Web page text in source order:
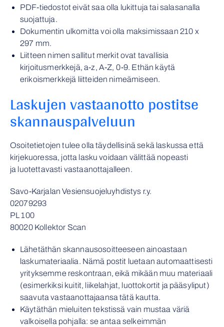
PDF-tiedostot eivät saa olla lukittuja tai salasanalla
suojattuja.
Dokumentin ulkomitta voi olla maksimissaan 210 x
297 mm.
Liitteen nimen sallitut merkit ovat tavallisia
kirjoitusmerkkejä, a-z, A-Z, 0-9. Ethän käytä
erikoismerkkejä liitteiden nimeämiseen.
Laskujen vastaanotto postitse
skannauspalveluun
Osoitetietojen tulee olla täydellisinä sekä laskussa että
kirjekuoressa, jotta lasku voidaan välittää nopeasti
ja luotettavasti vastaanottajalleen.
Savo-Karjalan Vesiensuojeluyhdistys r.y.
02079293
PL 100
80020 Kollektor Scan
Lähetäthän skannausosoitteeseen ainoastaan
laskumateriaalia. Nämä postit luetaan automaattisesti
yrityksemme reskontraan, eikä mikään muu materiaali
(esimerkiksi kuitit, liikelahjat, luottokortit ja pääsyliput)
saavuta vastaanottajaansa tätä kautta.
Käytäthän mieluiten tekstissä vain mustaa väriä
valkoisella pohjalla: se antaa selkeimmän